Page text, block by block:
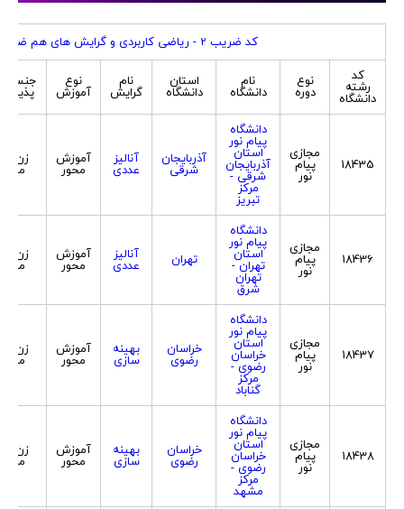
کد ضریب 2 - ریاضی کاربردی و گرایش های هم ضریب
کد
رشته
دانشگاه
نوع
دوره
نام
دانشگاه
استان
دانشگاه
نام
گرایش
نوع
آموزش پذیرش
18435
مجازی
پیام
نور
دانشگاه
پیام نور
استان
آذربایجان
شرقی -
مرکز
تبریز
آذربایجان
شرقی
آنالیز
عددی
آموزش
محور
زن و
مرد
18436
مجازی
پیام
نور
دانشگاه
پیام نور
استان
تهران -
تهران
شرق
تهران آنالیز
عددی
آموزش
محور
زن و
مرد
18437
مجازی
پیام
نور
دانشگاه
پیام نور
استان
خراسان
رضوی -
مرکز
گناباد
خراسان
رضوی
بهینه
سازی
آموزش
محور
زن و
مرد
18438
مجازی
پیام
نور
دانشگاه
پیام نور
استان
خراسان
رضوی -
مرکز
مشهد
خراسان
رضوی
بهینه
سازی
آموزش
محور
زن و
مرد